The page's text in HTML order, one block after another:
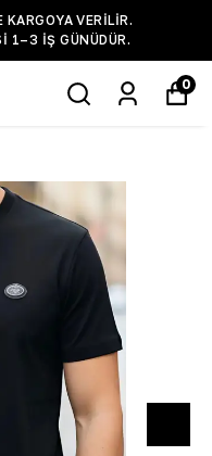
VERILIR.
1–3 IŞ GÜNÜDÜR.
0